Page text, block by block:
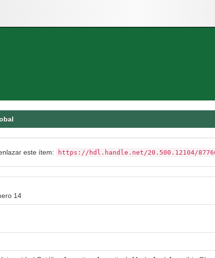
este ítem: https://hdl.handle.net/20.500.12104/
14